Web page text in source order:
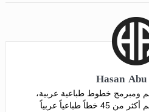
Hasan
خطوط طباعية عربية،
يعيش في غزة - فلسطين، صمم أكثر من 45 خطاً طباعياً عربياً